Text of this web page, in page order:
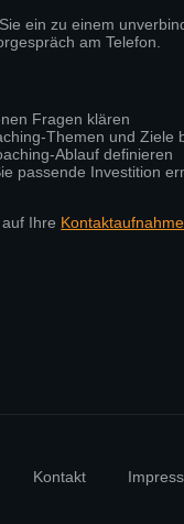
ein zu einem
am Telefon.
Fragen klären
Themen und Ziele
Ablauf definieren
passende Investition
Ihre
Kontakt